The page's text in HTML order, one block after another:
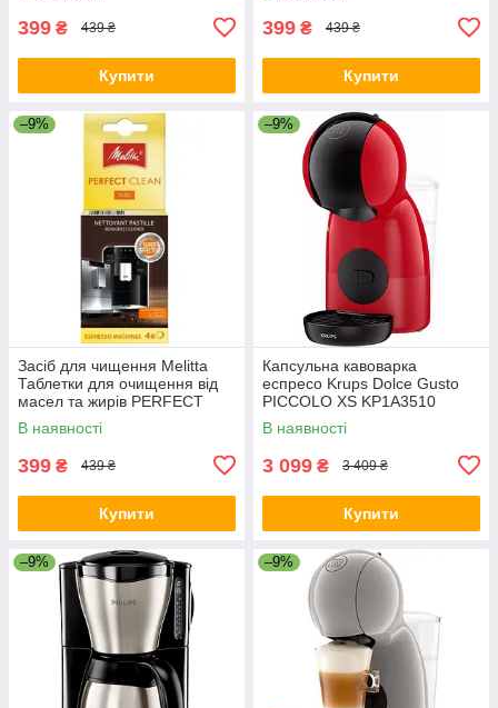
399 ₴ 439 ₴
Купити
399 ₴ 439 ₴
Купити
–9%
Засіб для чищення Melitta
Таблетки для очищення від
масел та жирів PERFECT
CLEAN 4 шт х 1,8 г
(4006508178599)
В наявності
399 ₴ 439 ₴
Купити
–9%
Капсульна кавоварка
еспресо Krups Dolce Gusto
PICCOLO XS KP1A3510
В наявності
3 099 ₴ 3 409 ₴
Купити
–9% –9%